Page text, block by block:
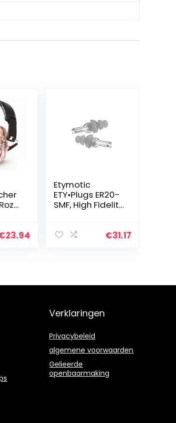
23.94
Etymotic
ETY•Plugs ER20-
SMF, High Fidelity
standaard,
€31.17
Verklaringen
Privacybeleid
algemene voorwaarden
Gelieerde
openbaarmaking